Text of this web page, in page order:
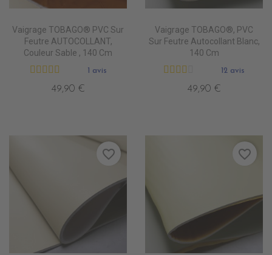
Vaigrage TOBAGO® PVC Sur
Feutre AUTOCOLLANT,
Couleur Sable , 140 Cm
1 avis
49,90 €
Vaigrage TOBAGO®, PVC
Sur Feutre Autocollant Blanc,
140 Cm
12 avis
49,90 €
favorite_border favorite_border